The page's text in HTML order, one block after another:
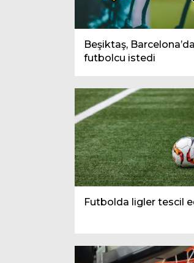
Beşiktaş,
futbolcu istedi
Futbolda ligler tescil